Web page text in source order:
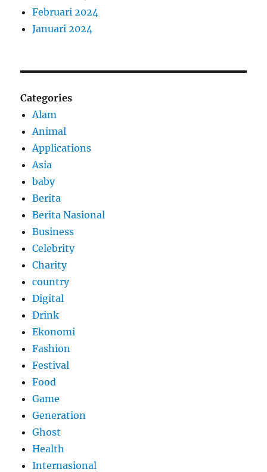
Februari 2024
Januari 2024
Categories
Alam
Animal
Applications
Asia
baby
Berita
Berita Nasional
Business
Celebrity
Charity
country
Digital
Drink
Ekonomi
Fashion
Festival
Food
Game
Generation
Ghost
Health
Internasional